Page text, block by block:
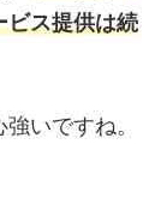
ビス提供は続
いですね。